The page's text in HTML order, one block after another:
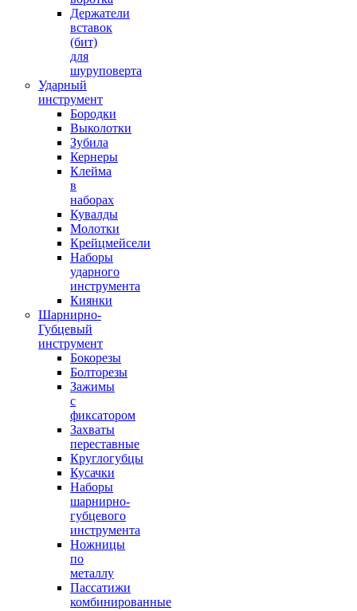
Держатели
вставок
(бит)
для
шуруповерта
Ударный
инструмент
Бородки
Выколотки
Зубила
Кернеры
Клейма
в
наборах
Кувалды
Молотки
Крейцмейсели
Наборы
ударного
инструмента
Киянки
Шарнирно-
Губцевый
инструмент
Бокорезы
Болторезы
Зажимы
с
фиксатором
Захваты
переставные
Круглогубцы
Кусачки
Наборы
шарнирно-
губцевого
инструмента
Ножницы
по
металлу
Пассатижи
комбинированные